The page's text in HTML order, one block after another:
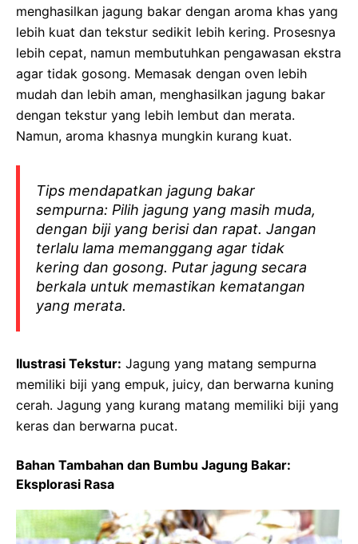
menghasilkan jagung bakar dengan aroma khas yang
lebih kuat dan tekstur sedikit lebih kering. Prosesnya
lebih cepat, namun membutuhkan pengawasan ekstra
agar tidak gosong. Memasak dengan oven lebih
mudah dan lebih aman, menghasilkan jagung bakar
dengan tekstur yang lebih lembut dan merata.
Namun, aroma khasnya mungkin kurang kuat.
Tips mendapatkan jagung bakar
sempurna: Pilih jagung yang masih muda,
dengan biji yang berisi dan rapat. Jangan
terlalu lama memanggang agar tidak
kering dan gosong. Putar jagung secara
berkala untuk memastikan kematangan
yang merata.
Ilustrasi Tekstur: Jagung yang matang sempurna
memiliki biji yang empuk, juicy, dan berwarna kuning
cerah. Jagung yang kurang matang memiliki biji yang
keras dan berwarna pucat.
Bahan Tambahan dan Bumbu Jagung Bakar:
Eksplorasi Rasa